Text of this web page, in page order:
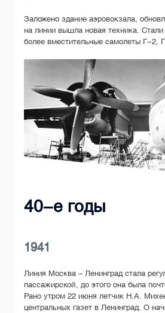
Заложено здание аэровокзала,
на линии вышла новая техника. Стали
более вместительные самолеты Г-
40-е годы
1941
Линия Москва – Ленинград стала
пассажирской, до этого она была
Рано утром 22 июня летчик Н.А.
центральных газет в Ленинград. О